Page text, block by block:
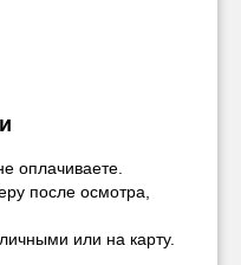
оплачиваете.
после осмотра,
или на карту.